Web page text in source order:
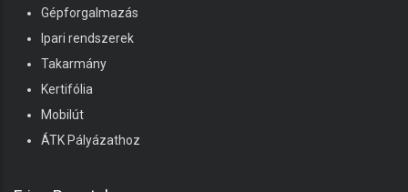
Gépforgalmazás
Ipari rendszerek
Takarmány
Kertifólia
Mobilút
ÁTK Pályázathoz